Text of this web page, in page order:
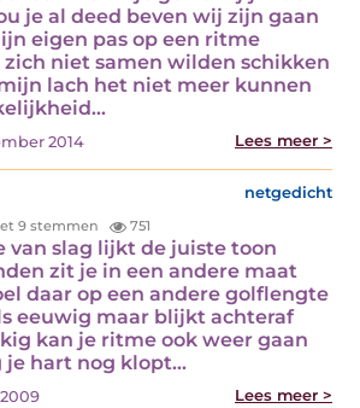
je al deed beven wij zijn gaan
eigen pas op een ritme
niet samen wilden schikken
lach het niet meer kunnen
2014 Lees meer >
netgedicht
9 stemmen 751
van slag lijkt de juiste toon
zit je in een andere maat
daar op een andere golflengte
eeuwig maar blijkt achteraf
kan je ritme ook weer gaan
je hart nog klopt…
Lees meer >